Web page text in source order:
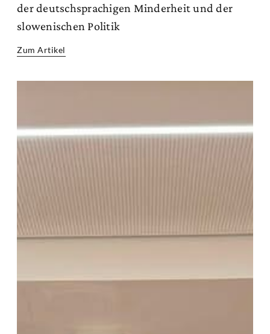
der deutschsprachigen Minderheit und der
slowenischen Politik
Zum Artikel